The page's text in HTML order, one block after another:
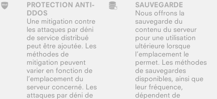
PROTECTION ANTI-
DDOS
Une mitigation contre
les attaques par déni
de service distribué
peut être ajoutée. Les
méthodes de
mitigation peuvent
varier en fonction de
l’emplacement du
serveur concerné. Les
attaques par déni de
SAUVEGARDE
Nous offrons la
sauvegarde du
contenu du serveur
pour une utilisation
ultérieure lorsque
l’emplacement le
permet. Les méthodes
de sauvegardes
disponibles, ainsi que
leur fréquence,
dépendent de